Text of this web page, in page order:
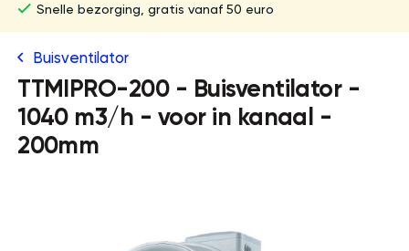
Snelle bezorging, gratis vanaf 50 euro
Buisventilator
TTMIPRO-200 - Buisventilator -
1040 m3/h - voor in kanaal -
200mm